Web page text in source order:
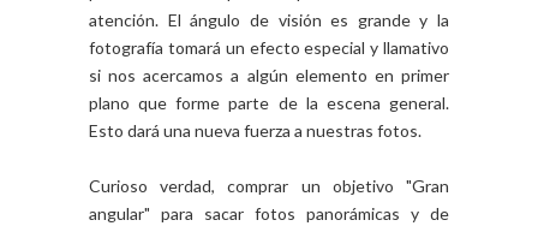
atención. El ángulo de visión es grande y la
fotografía tomará un efecto especial y llamativo
si nos acercamos a algún elemento en primer
plano que forme parte de la escena general.
Esto dará una nueva fuerza a nuestras fotos.
Curioso verdad, comprar un objetivo "Gran
angular" para sacar fotos panorámicas y de